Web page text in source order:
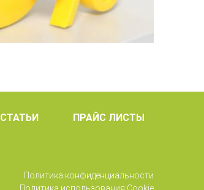
СТАТЬИ ПРАЙС ЛИСТЫ
Политика конфиденциальности